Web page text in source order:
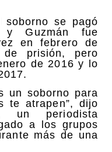
soborno se pagó
Guzmán fue
en febrero de
de prisión, pero
de 2016 y lo
un soborno para
te atrapen”, dijo
un periodista
a los grupos
más de una